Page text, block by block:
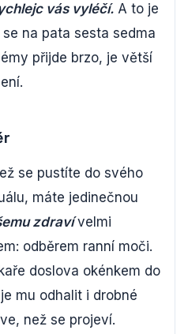
vás vyléčí. A to je
na pata sesta sedma
přijde brzo, je větší
se pustíte do svého
máte jedinečnou
zdravívelmi
odběrem ranní moči.
doslova okénkem do
mu odhalit i drobné
než se projeví.